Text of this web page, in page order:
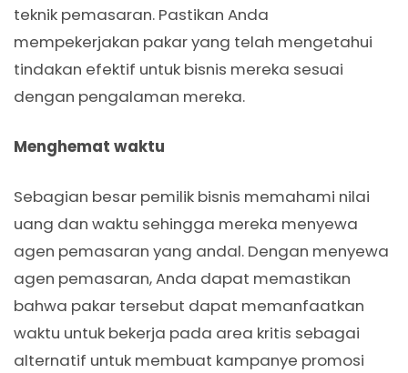
teknik pemasaran. Pastikan Anda
mempekerjakan pakar yang telah mengetahui
tindakan efektif untuk bisnis mereka sesuai
dengan pengalaman mereka.
Menghemat waktu
Sebagian besar pemilik bisnis memahami nilai
uang dan waktu sehingga mereka menyewa
agen pemasaran yang andal. Dengan menyewa
agen pemasaran, Anda dapat memastikan
bahwa pakar tersebut dapat memanfaatkan
waktu untuk bekerja pada area kritis sebagai
alternatif untuk membuat kampanye promosi